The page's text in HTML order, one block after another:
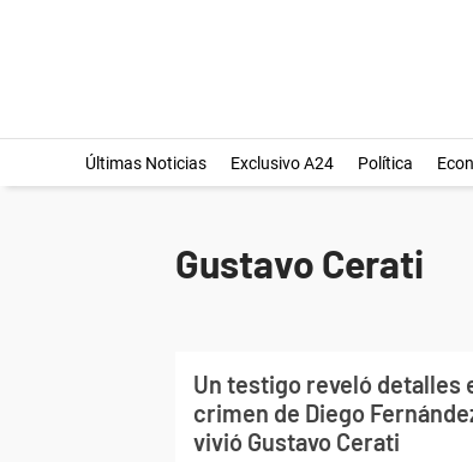
Últimas Noticias Exclusivo A24 Política
Gustavo Cerati
Un testigo reveló
crimen de Diego
vivió Gustavo Cerati